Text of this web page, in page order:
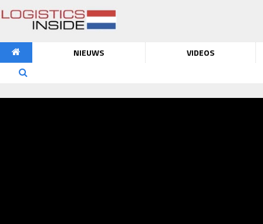
NIEUWS VIDEOS